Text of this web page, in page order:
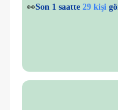
💙4 kişifavorilere ekledi